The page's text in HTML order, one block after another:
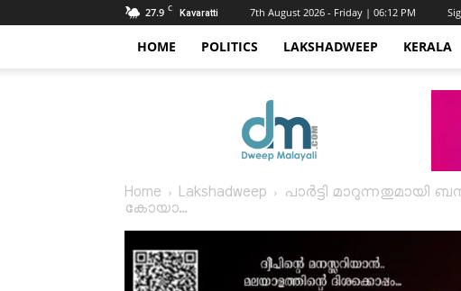
27.9 C Kavaratti 7th August 2026 - Friday | 06:12 PM
HOME POLITICS LAKSHADWEEP KERALA
Home Lakshadweep
പാർട്ടി മാറുന്നതുമായി
കോയാ...